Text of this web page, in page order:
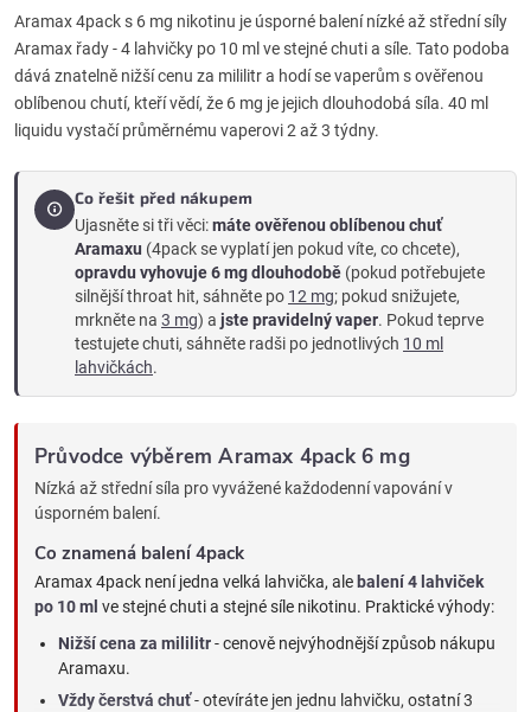
s
u
Aramax 4pack s 6 mg nikotinu je úsporné balení nízké až střední síly
Aramax řady - 4 lahvičky po 10 ml ve stejné chuti a síle. Tato podoba
dává znatelně nižší cenu za mililitr a hodí se vaperům s ověřenou
oblíbenou chutí, kteří vědí, že 6 mg je jejich dlouhodobá síla. 40 ml
liquidu vystačí průměrnému vaperovi 2 až 3 týdny.
Co řešit před nákupem
Ujasněte si tři věci:máte ověřenou oblíbenou chuť
Aramaxu (4pack se vyplatí jen pokud víte, co chcete),
opravdu vyhovuje 6 mg dlouhodobě (pokud potřebujete
silnější throat hit, sáhněte po 12 mg; pokud snižujete,
mrkněte na 3 mg) a jste pravidelný vaper. Pokud teprve
testujete chuti, sáhněte radši po jednotlivých 10 ml
lahvičkách.
Průvodce výběrem Aramax 4pack 6 mg
Nízká až střední síla pro vyvážené každodenní vapování v
úsporném balení.
Co znamená balení 4pack
Aramax 4pack není jedna velká lahvička, alebalení 4 lahviček
po 10 ml ve stejné chuti a stejné síle nikotinu. Praktické výhody:
Nižší cena za mililitr- cenově nejvýhodnější způsob nákupu
Aramaxu.
Vždy čerstvá chuť- otevíráte jen jednu lahvičku, ostatní 3